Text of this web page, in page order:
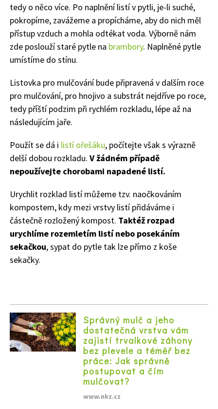
Objednat >
Naše krásná zahrada Speciál
tedy o něco více. Po naplnění listí v pytli, je-li suché,
pokropíme, zavážeme a propícháme, aby do nich měl
přístup vzduch a mohla odtékat voda. Výborně nám
zde poslouží staré pytle na brambory. Naplněné pytle
umístíme do stínu.
Listovka pro mulčování bude připravená v dalším roce
pro mulčování, pro hnojivo a substrát nejdříve po roce,
tedy příští podzim při rychlém rozkladu, lépe až na
následujícím jaře.
Použít se dá i listí ořešáku, počítejte však s výrazně
delší dobou rozkladu. V žádném případě
nepoužívejte chorobami napadené listí.
Urychlit rozklad listí můžeme tzv. naočkováním
kompostem, kdy mezi vrstvy listí přidáváme i
částečně rozložený kompost. Taktéž rozpad
urychlíme rozemletím listí nebo posekáním
sekačkou, sypat do pytle tak lze přímo z koše
sekačky.
Správný mulč a jeho
dostatečná vrstva vám
zajistí trvalkové záhony
bez plevele a téměř bez
práce: Jak správně
postupovat a čím
mulčovat?
www.nkz.cz